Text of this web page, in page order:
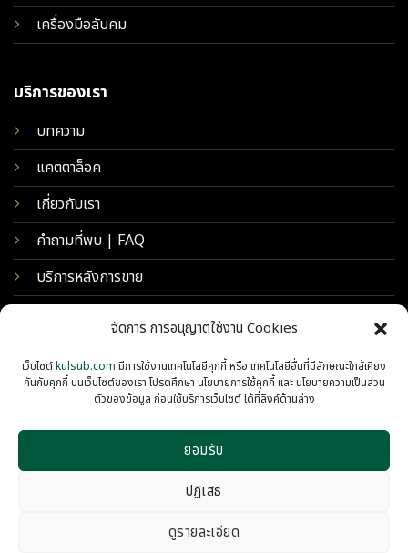
จัดการ การอนุญาตใช้งาน Cookies
เว็บไซต์kulsub.com มีการใช้งานเทคโนโลยีคุกกี้ หรือ เทคโนโลยีอื่นที่มีลักษณะใกล้เคียง
กันกับคุกกี้ บนเว็บไซต์ของเรา โปรดศึกษา นโยบายการใช้คุกกี้ และ นโยบายความเป็นส่วน
ตัวของข้อมูล ก่อนใช้บริการเว็บไซต์ ได้ที่ลิงค์ด้านล่าง
ยอมรับ
ปฏิเสธ
ดูรายละเอียด
เครื่องมือลับคม
บริการของเรา
บทความ
แคตตาล็อค
เกี่ยวกับเรา
คำถามที่พบ | FAQ
บริการหลังการขาย
© 2026 KULSUB INTERTRADING
PRIVACY COOKIES